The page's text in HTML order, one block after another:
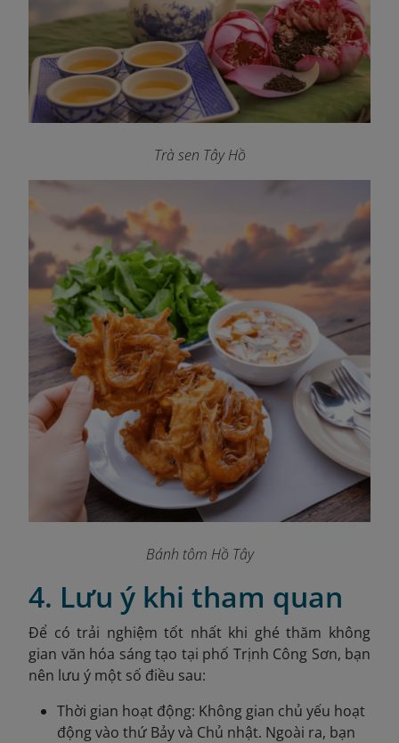
Trà sen Tây Hồ
Bánh tôm Hồ Tây
4. Lưu ý khi tham quan
Để có trải nghiệm tốt nhất khi ghé thăm không
gian văn hóa sáng tạo tại phố Trịnh Công Sơn, bạn
nên lưu ý một số điều sau:
Thời gian hoạt động: Không gian chủ yếu hoạt
động vào thứ Bảy và Chủ nhật. Ngoài ra, bạn